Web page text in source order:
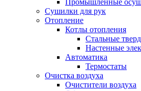
Промышленные
Сушилки для рук
Отопление
Котлы отопления
Стальные
Настенные
Автоматика
Термостаты
Очистка воздуха
Очистители воздуха